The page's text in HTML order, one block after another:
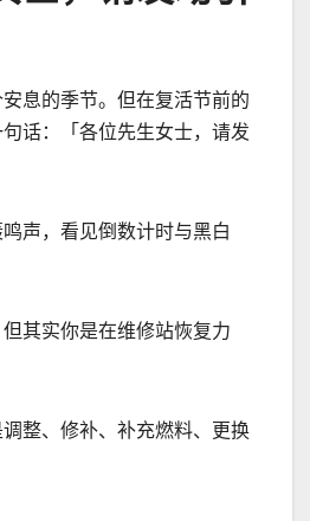
息的季节。但在复活节前的
话：「各位先生女士，请发
声，看见倒数计时与黑白
但其实你是在维修站恢复力
整、修补、补充燃料、更换